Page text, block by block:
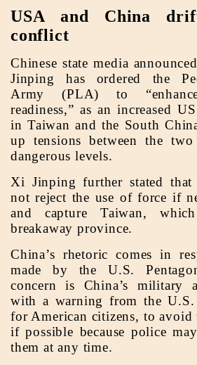
USA and China
conflict
Chinese state media
Jinping has ordered the
Army (PLA) to
readiness,” as an increased
in Taiwan and the South
up tensions between the
dangerous levels.
Xi Jinping further stated
not reject the use of force if
and capture Taiwan,
breakaway province.
China’s rhetoric comes in
made by the U.S.
concern is China’s military
with a warning from the U.S.
for American citizens, to
if possible because police
them at any time.